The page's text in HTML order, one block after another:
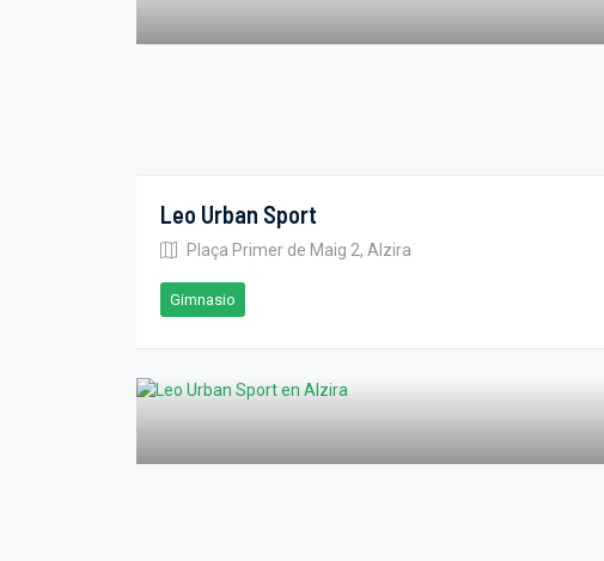
Leo Urban Sport
Plaça Primer de Maig 2, Alzira
Gimnasio